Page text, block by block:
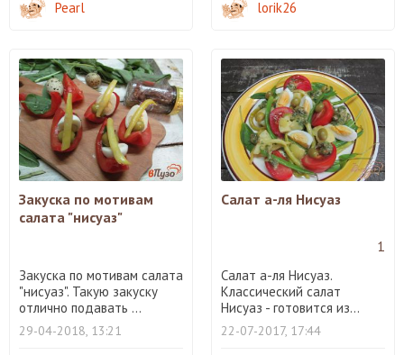
Pearl lorik26
Закуска по мотивам
салата "нисуаз"
Закуска по мотивам салата
"нисуаз". Такую закуску
отлично подавать ...
29-04-2018, 13:21
Салат а-ля Нисуаз
1
Салат а-ля Нисуаз.
Классический салат
Нисуаз - готовится из...
22-07-2017, 17:44